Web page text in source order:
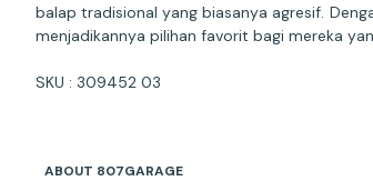
balap tradisional yang biasanya agresif.
menjadikannya pilihan favorit bagi mereka
SKU : 309452 03
ABOUT 807GARAGE